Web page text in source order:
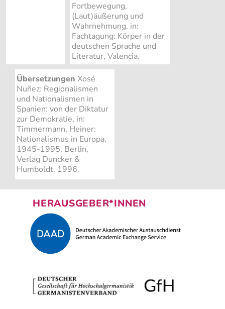
Fortbewegung,
(Laut)äußerung und
Wahrnehmung, in:
Fachtagung: Körper in der
deutschen Sprache und
Literatur, Valencia.
Übersetzungen Xosé
Nuñez: Regionalismen
und Nationalismen in
Spanien: von der Diktatur
zur Demokratie, in:
Timmermann, Heiner:
Nationalismus in Europa,
1945-1995, Berlin,
Verlag Duncker &
Humboldt, 1996.
HERAUSGEBER*INNEN